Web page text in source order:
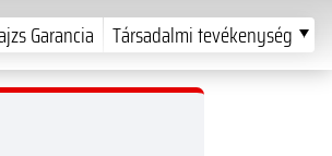
Garancia Társadalmi tevékenység